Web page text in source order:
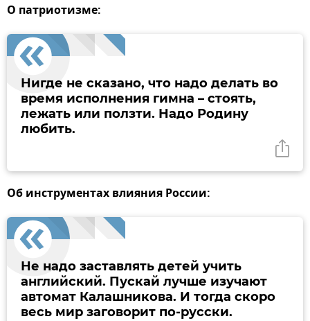
О патриотизме:
Нигде не сказано, что надо делать во
время исполнения гимна – стоять,
лежать или ползти. Надо Родину
любить.
Об инструментах влияния России:
Не надо заставлять детей учить
английский. Пускай лучше изучают
автомат Калашникова. И тогда скоро
весь мир заговорит по-русски.